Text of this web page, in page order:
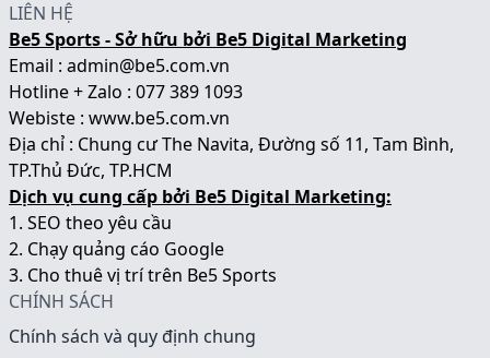
LIÊN HỆ
Be5 Sports - Sở hữu bởi Be5 Digital Marketing
Email : admin@be5.com.vn
Hotline + Zalo : 077 389 1093
Webiste : www.be5.com.vn
Địa chỉ : Chung cư The Navita, Đường số 11, Tam Bình,
TP.Thủ Đức, TP.HCM
Dịch vụ cung cấp bởi Be5 Digital Marketing:
1. SEO theo yêu cầu
2. Chạy quảng cáo Google
3. Cho thuê vị trí trên Be5 Sports
CHÍNH SÁCH
Chính sách và quy định chung